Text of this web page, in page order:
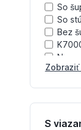
So
So
Bez
HM
S